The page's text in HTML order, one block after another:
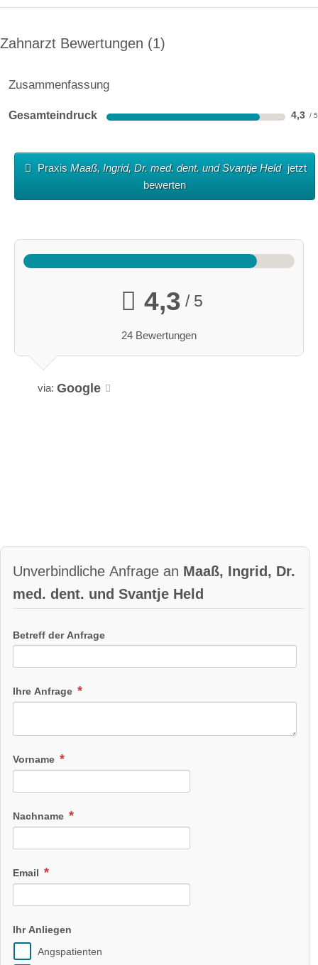
Zahnarzt Bewertungen 1
Zusammenfassung
Gesamteindruck 4,3
Praxis Maaß, Ingrid, Dr. med. dent. und Svantje Held
jetzt
bewerten
4,3 / 5
24 Bewertungen
via: Google
Unverbindliche Anfrage an Maaß, Ingrid, Dr.
med. dent. und Svantje Held
Betreff der Anfrage
Ihre Anfrage
Vorname
Nachname
Email
Ihr Anliegen
Angspatienten